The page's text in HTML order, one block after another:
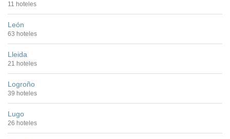
11 hoteles
León
63 hoteles
Lleida
21 hoteles
Logroño
39 hoteles
Lugo
26 hoteles